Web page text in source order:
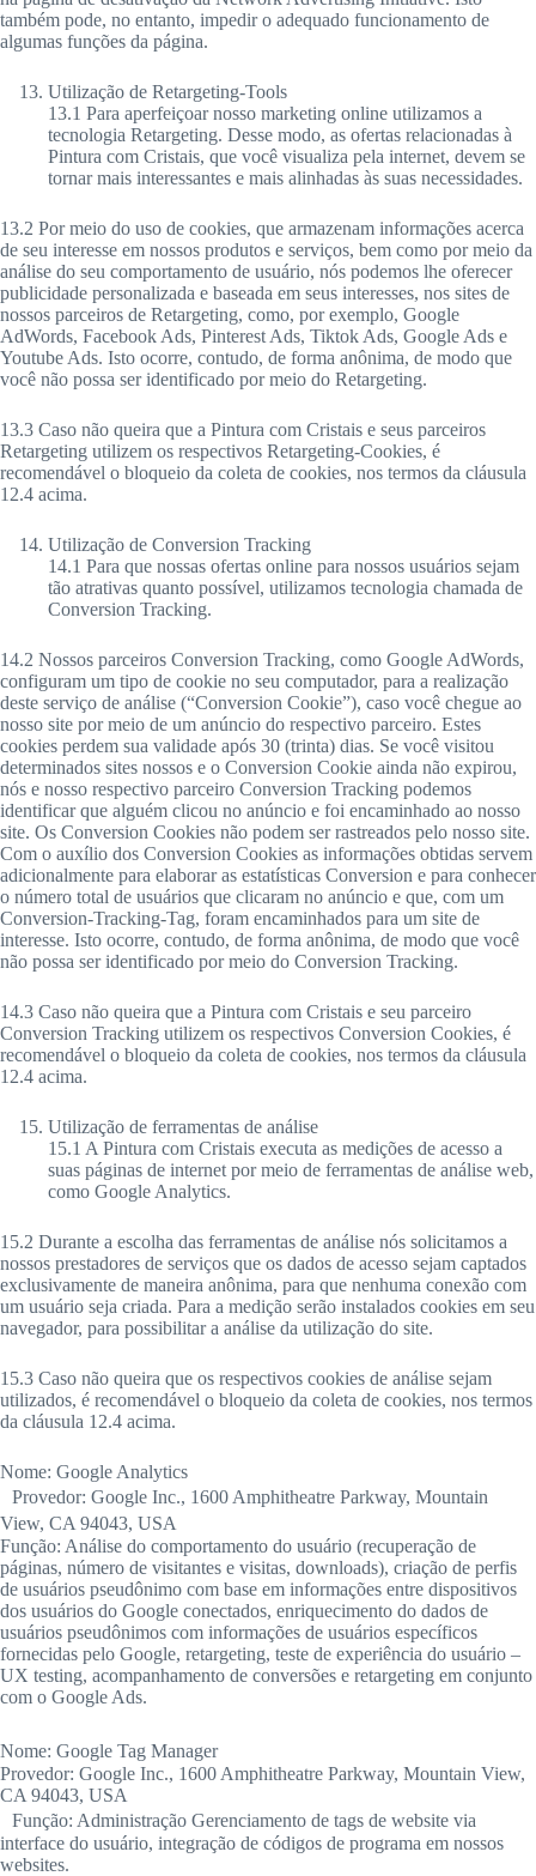
também pode, no entanto, impedir o adequado funcionamento de
algumas funções da página.
Utilização de Retargeting-Tools
13.1 Para aperfeiçoar nosso marketing online utilizamos a
tecnologia Retargeting. Desse modo, as ofertas relacionadas à
Pintura com Cristais, que você visualiza pela internet, devem se
tornar mais interessantes e mais alinhadas às suas necessidades.
13.2 Por meio do uso de cookies, que armazenam informações acerca
de seu interesse em nossos produtos e serviços, bem como por meio da
análise do seu comportamento de usuário, nós podemos lhe oferecer
publicidade personalizada e baseada em seus interesses, nos sites de
nossos parceiros de Retargeting, como, por exemplo, Google
AdWords, Facebook Ads, Pinterest Ads, Tiktok Ads, Google Ads e
Youtube Ads. Isto ocorre, contudo, de forma anônima, de modo que
você não possa ser identificado por meio do Retargeting.
13.3 Caso não queira que a Pintura com Cristais e seus parceiros
Retargeting utilizem os respectivos Retargeting-Cookies, é
recomendável o bloqueio da coleta de cookies, nos termos da cláusula
12.4 acima.
Utilização de Conversion Tracking
14.1 Para que nossas ofertas online para nossos usuários sejam
tão atrativas quanto possível, utilizamos tecnologia chamada de
Conversion Tracking.
14.2 Nossos parceiros Conversion Tracking, como Google AdWords,
configuram um tipo de cookie no seu computador, para a realização
deste serviço de análise (“Conversion Cookie”), caso você chegue ao
nosso site por meio de um anúncio do respectivo parceiro. Estes
cookies perdem sua validade após 30 (trinta) dias. Se você visitou
determinados sites nossos e o Conversion Cookie ainda não expirou,
nós e nosso respectivo parceiro Conversion Tracking podemos
identificar que alguém clicou no anúncio e foi encaminhado ao nosso
site. Os Conversion Cookies não podem ser rastreados pelo nosso site.
Com o auxílio dos Conversion Cookies as informações obtidas servem
adicionalmente para elaborar as estatísticas Conversion e para conhecer
o número total de usuários que clicaram no anúncio e que, com um
Conversion-Tracking-Tag, foram encaminhados para um site de
interesse. Isto ocorre, contudo, de forma anônima, de modo que você
não possa ser identificado por meio do Conversion Tracking.
14.3 Caso não queira que a Pintura com Cristais e seu parceiro
Conversion Tracking utilizem os respectivos Conversion Cookies, é
recomendável o bloqueio da coleta de cookies, nos termos da cláusula
12.4 acima.
Utilização de ferramentas de análise
15.1 A Pintura com Cristais executa as medições de acesso a
suas páginas de internet por meio de ferramentas de análise web,
como Google Analytics.
15.2 Durante a escolha das ferramentas de análise nós solicitamos a
nossos prestadores de serviços que os dados de acesso sejam captados
exclusivamente de maneira anônima, para que nenhuma conexão com
um usuário seja criada. Para a medição serão instalados cookies em seu
navegador, para possibilitar a análise da utilização do site.
15.3 Caso não queira que os respectivos cookies de análise sejam
utilizados, é recomendável o bloqueio da coleta de cookies, nos termos
da cláusula 12.4 acima.
Nome: Google Analytics
Provedor: Google Inc., 1600 Amphitheatre Parkway, Mountain
View, CA 94043, USA
Função: Análise do comportamento do usuário (recuperação de
páginas, número de visitantes e visitas, downloads), criação de perfis
de usuários pseudônimo com base em informações entre dispositivos
dos usuários do Google conectados, enriquecimento do dados de
usuários pseudônimos com informações de usuários específicos
fornecidas pelo Google, retargeting, teste de experiência do usuário –
UX testing, acompanhamento de conversões e retargeting em conjunto
com o Google Ads.
Nome: Google Tag Manager
Provedor: Google Inc., 1600 Amphitheatre Parkway, Mountain View,
CA 94043, USA
Função: Administração Gerenciamento de tags de website via
interface do usuário, integração de códigos de programa em nossos
websites.